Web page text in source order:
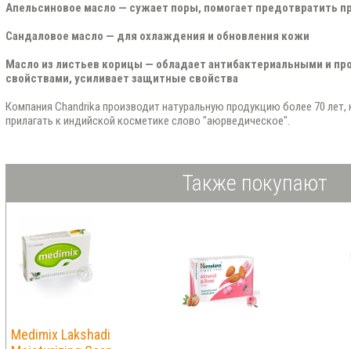
Апельсиновое масло — сужает поры, помогает предотвратить
Сандаловое масло — для охлаждения и обновления кожи
Масло из листьев корицы — обладает антибактериальными и
свойствами, усиливает защитные свойства
Компания Chandrika производит натуральную продукцию более 70
прилагать к индийской косметике слово "аюрведическое".
Также покупают
Medimix Lakshadi